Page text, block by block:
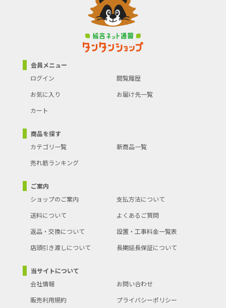
会員メニュー
ログイン
閲覧履歴
お気に入り
お届け先一覧
カート
商品を探す
カテゴリ一覧
新商品一覧
売れ筋ランキング
ご案内
ショップのご案内
支払方法について
送料について
よくあるご質問
返品・交換について
設置・工事料金一覧表
店頭引き渡しについて
長期延長保証について
当サイトについて
会社情報
お問い合わせ
販売利用規約
プライバシーポリシー